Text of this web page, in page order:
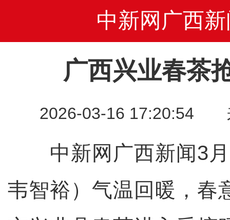
中新网广西新
广西兴业春茶
2026-03-16 17:20:54
中新网广西新闻3月
韦智裕）气温回暖，春